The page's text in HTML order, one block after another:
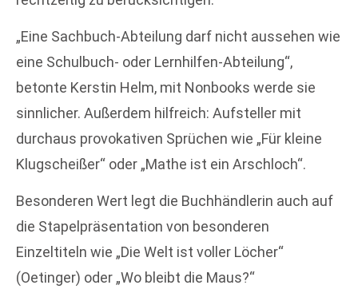
„Eine Sachbuch-Abteilung darf nicht aussehen wie
eine Schulbuch- oder Lernhilfen-Abteilung“,
betonte Kerstin Helm, mit Nonbooks werde sie
sinnlicher. Außerdem hilfreich: Aufsteller mit
durchaus provokativen Sprüchen wie „Für kleine
Klugscheißer“ oder „Mathe ist ein Arschloch“.
Besonderen Wert legt die Buchhändlerin auch auf
die Stapelpräsentation von besonderen
Einzeltiteln wie „Die Welt ist voller Löcher“
(Oetinger) oder „Wo bleibt die Maus?“